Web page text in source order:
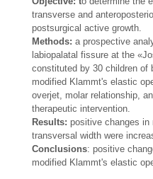
transverse and
postsurgical active growth.
Methods: a prospective
labiopalatal fissure at the
constituted by 30 children of
modified Klammt's elastic
overjet, molar relationship,
therapeutic intervention.
Results: positive changes in
transversal width were
Conclusions: positive
modified Klammt's elastic